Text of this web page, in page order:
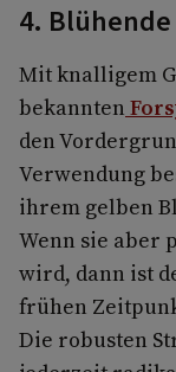
4.
Mit knalligem
bekannten
den
Verwendung
ihrem gelben
Wenn sie aber
wird, dann ist
frühen
Die robusten